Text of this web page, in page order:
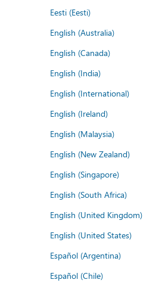
Eesti (Eesti)
English (Australia)
English (Canada)
English (India)
English (International)
English (Ireland)
English (Malaysia)
English (New Zealand)
English (Singapore)
English (South Africa)
English (United Kingdom)
English (United States)
Español (Argentina)
Español (Chile)